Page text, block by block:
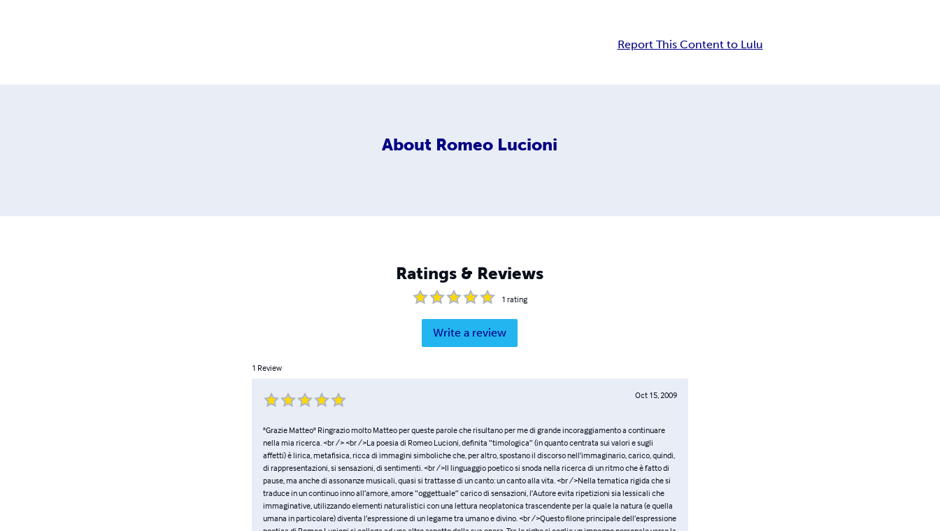
Report This Content to Lulu
About Romeo Lucioni
Ratings & Reviews
1 rating
Write a review
1 Review
Oct 15, 2009
"Grazie Matteo" Ringrazio molto Matteo per queste parole che risultano per me di grande incoraggiamento a continuare
nella mia ricerca. <br /> <br />La poesia di Romeo Lucioni, definita “timologica” (in quanto centrata sui valori e sugli
affetti) è lirica, metafisica, ricca di immagini simboliche che, per altro, spostano il discorso nell’immaginario, carico, quindi,
di rappresentazioni, si sensazioni, di sentimenti. <br />Il linguaggio poetico si snoda nella ricerca di un ritmo che è fatto di
pause, ma anche di assonanze musicali, quasi si trattasse di un canto: un canto alla vita. <br />Nella tematica rigida che si
traduce in un continuo inno all’amore, amore “oggettuale” carico di sensazioni, l’Autore evita ripetizioni sia lessicali che
immaginative, utilizzando elementi naturalistici con una lettura neoplatonica trascendente per la quale la natura (e quella
umana in particolare) diventa l’espressione di un legame tra umano e divino. <br />Questo filone principale dell’espressione